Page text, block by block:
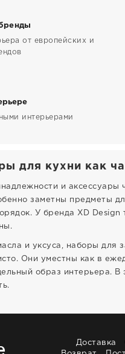
от европейских и
интерьерами
для кухни как
и аксессуары
заметны предметы
У бренда XD
и уксуса, наборы для
Они уместны как в
образ интерьера. В
Доставка